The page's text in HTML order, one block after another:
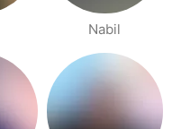
Nabil